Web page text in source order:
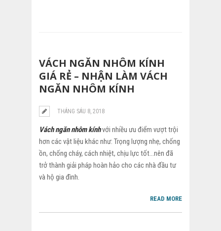
VÁCH NGĂN NHÔM KÍNH
GIÁ RẺ – NHẬN LÀM VÁCH
NGĂN NHÔM KÍNH
THÁNG SÁU 8, 2018
Vách ngăn nhôm kínhvới nhiều ưu điểm vượt trội
hơn các vật liệu khác như: Trọng lượng nhẹ, chống
ồn, chống cháy, cách nhiệt, chịu lực tốt…nên đã
trở thành giải pháp hoàn hảo cho các nhà đầu tư
và hộ gia đình.
READ MORE